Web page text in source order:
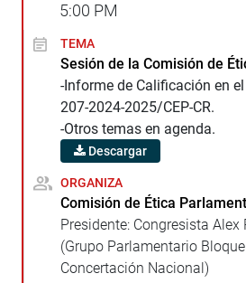
5:00 PM
TEMA
Sesión de la Comisión de
-Informe de Calificación en
207-2024-2025/CEP-CR.
-Otros temas en agenda.
Descargar
ORGANIZA
Comisión de Ética
Presidente: Congresista Alex
(Grupo Parlamentario
Concertación Nacional)